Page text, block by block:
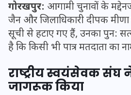
गोरखपुर: आगामी चुनावों के
जैन और जिलाधिकारी दीपक
सूची से हटाए गए हैं, उनका पुन:
है कि किसी भी पात्र मतदाता का
राष्ट्रीय स्वयंसेवक संघ
जागरूक किया
जिस कमरे में
के बीते 4 साल,
हुए बृजभूषण
तपकर बना सोना